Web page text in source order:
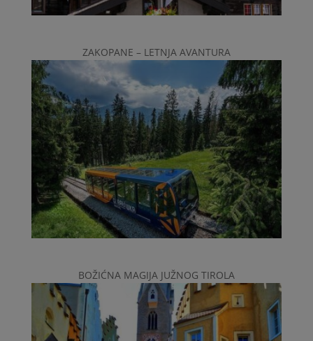
ZAKOPANE – LETNJA AVANTURA
BOŽIĆNA MAGIJA JUŽNOG TIROLA